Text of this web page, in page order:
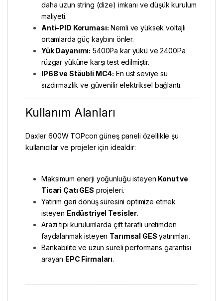
daha uzun string (dize) imkanı ve düşük kurulum
maliyeti.
Anti-PID Koruması: Nemli ve yüksek voltajlı
ortamlarda güç kaybını önler.
Yük Dayanımı: 5400Pa kar yükü ve 2400Pa
rüzgar yüküne karşı test edilmiştir.
IP68 ve Stäubli MC4: En üst seviye su
sızdırmazlık ve güvenilir elektriksel bağlantı.
Kullanım Alanları
Daxler 600W TOPcon güneş paneli özellikle şu
kullanıcılar ve projeler için idealdir:
Maksimum enerji yoğunluğu isteyen Konut ve
Ticari Çatı GES projeleri.
Yatırım geri dönüş süresini optimize etmek
isteyen Endüstriyel Tesisler.
Arazi tipi kurulumlarda çift taraflı üretimden
faydalanmak isteyen Tarımsal GES yatırımları.
Bankabilite ve uzun süreli performans garantisi
arayan EPC Firmaları.